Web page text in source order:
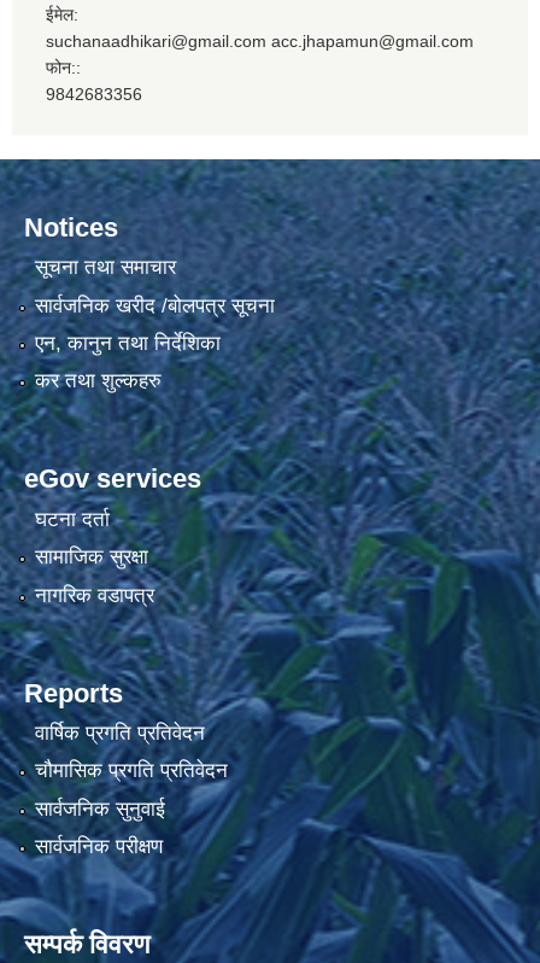
ईमेल:
suchanaadhikari@gmail.com acc.jhapamun@gmail.com
फोन::
9842683356
Notices
सूचना तथा समाचार
सार्वजनिक खरीद /बोलपत्र सूचना
एन, कानुन तथा निर्देशिका
कर तथा शुल्कहरु
eGov services
घटना दर्ता
सामाजिक सुरक्षा
नागरिक वडापत्र
Reports
वार्षिक प्रगति प्रतिवेदन
चौमासिक प्रगति प्रतिवेदन
सार्वजनिक सुनुवाई
सार्वजनिक परीक्षण
सम्पर्क विवरण